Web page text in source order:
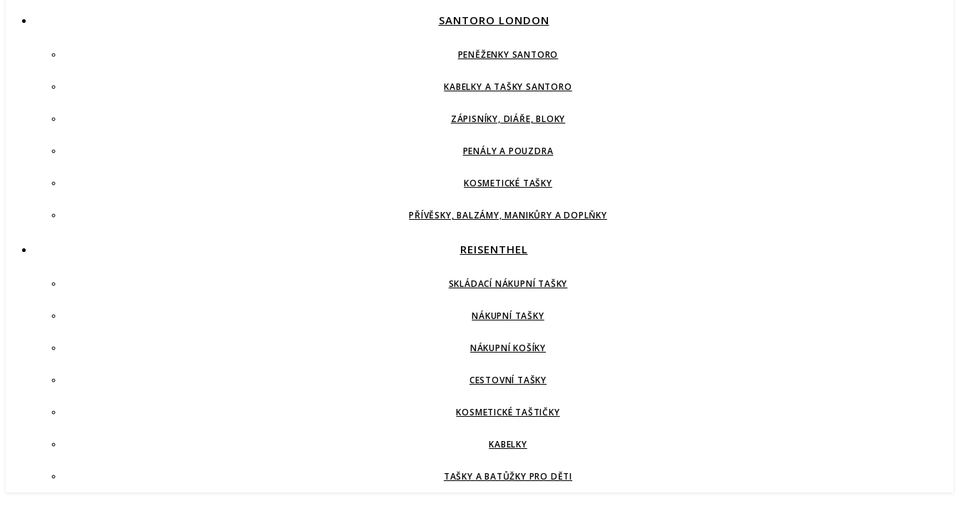
SANTORO LONDON
PENĚŽENKY SANTORO
KABELKY A TAŠKY SANTORO
ZÁPISNÍKY, DIÁŘE, BLOKY
PENÁLY A POUZDRA
KOSMETICKÉ TAŠKY
PŘÍVĚSKY, BALZÁMY, MANIKŮRY A DOPLŇKY
REISENTHEL
SKLÁDACÍ NÁKUPNÍ TAŠKY
NÁKUPNÍ TAŠKY
NÁKUPNÍ KOŠÍKY
CESTOVNÍ TAŠKY
KOSMETICKÉ TAŠTIČKY
KABELKY
TAŠKY A BATŮŽKY PRO DĚTI